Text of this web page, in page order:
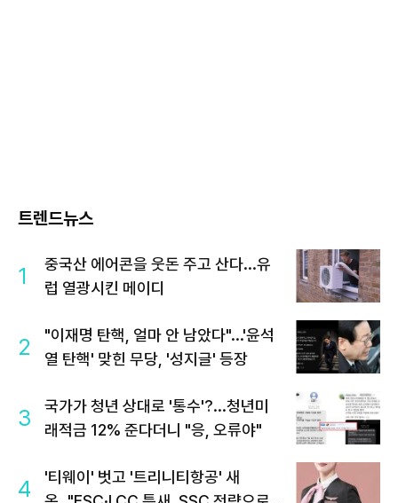
트렌드뉴스
1
중국산 에어콘을 웃돈 주고 산다...유
럽 열광시킨 메이디
2
"이재명 탄핵, 얼마 안 남았다"...'윤석
열 탄핵' 맞힌 무당, '성지글' 등장
3
국가가 청년 상대로 '통수'?...청년미
래적금 12% 준다더니 "응, 오류야"
4
'티웨이' 벗고 '트리니티항공' 새